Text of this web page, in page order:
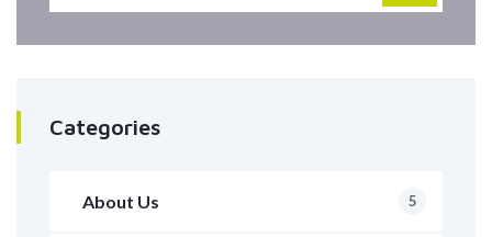
Categories
About Us 5